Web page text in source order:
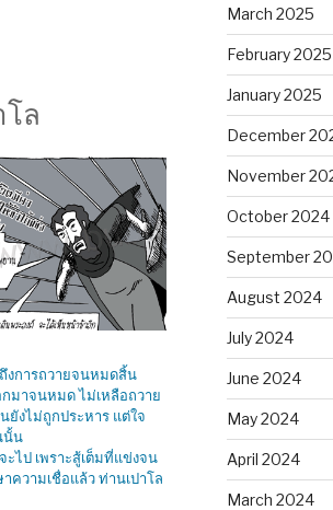
ล
งการถวายจนหมดสิ้น
กมาจนหมด ไม่เหลือถวาย
ยังไม่ถูกประหาร แต่ใจ
นั้น
ไป เพราะสู้เต็มที่แข่งจน
ความเชื่อแล้ว ท่านเปาโล
March 2025
February 2025
January 2025
December
November
October 2024
September
August 2024
July 2024
June 2024
May 2024
April 2024
March 2024